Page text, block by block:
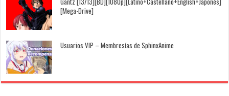
[Mega-Drive]
Usuarios VIP – Membresías de SphinxAnime